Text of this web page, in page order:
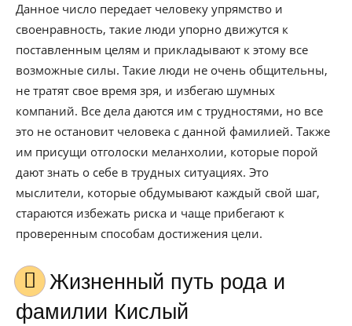
Данное число передает человеку упрямство и
своенравность, такие люди упорно движутся к
поставленным целям и прикладывают к этому все
возможные силы. Такие люди не очень общительны,
не тратят свое время зря, и избегаю шумных
компаний. Все дела даются им с трудностями, но все
это не остановит человека с данной фамилией. Также
им присущи отголоски меланхолии, которые порой
дают знать о себе в трудных ситуациях. Это
мыслители, которые обдумывают каждый свой шаг,
стараются избежать риска и чаще прибегают к
проверенным способам достижения цели.
Жизненный путь рода и
фамилии Кислый